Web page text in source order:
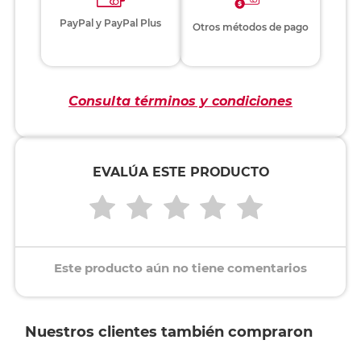
PayPal y PayPal Plus Otros métodos de pago
Consulta términos y condiciones
EVALÚA ESTE PRODUCTO
Este producto aún no tiene comentarios
Nuestros clientes también compraron